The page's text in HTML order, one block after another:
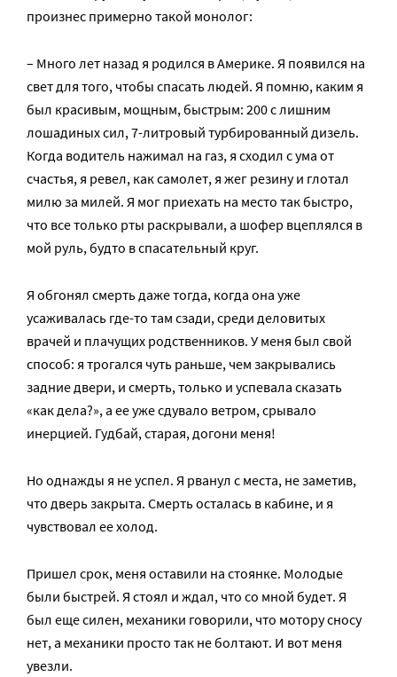
произнес примерно такой монолог:
– Много лет назад я родился в Америке. Я появился на
свет для того, чтобы спасать людей. Я помню, каким я
был красивым, мощным, быстрым: 200 с лишним
лошадиных сил, 7-литровый турбированный дизель.
Когда водитель нажимал на газ, я сходил с ума от
счастья, я ревел, как самолет, я жег резину и глотал
милю за милей. Я мог приехать на место так быстро,
что все только рты раскрывали, а шофер вцеплялся в
мой руль, будто в спасательный круг.
Я обгонял смерть даже тогда, когда она уже
усаживалась где-то там сзади, среди деловитых
врачей и плачущих родственников. У меня был свой
способ: я трогался чуть раньше, чем закрывались
задние двери, и смерть, только и успевала сказать
«как дела?», а ее уже сдувало ветром, срывало
инерцией. Гудбай, старая, догони меня!
Но однажды я не успел. Я рванул с места, не заметив,
что дверь закрыта. Смерть осталась в кабине, и я
чувствовал ее холод.
Пришел срок, меня оставили на стоянке. Молодые
были быстрей. Я стоял и ждал, что со мной будет. Я
был еще силен, механики говорили, что мотору сносу
нет, а механики просто так не болтают. И вот меня
увезли.